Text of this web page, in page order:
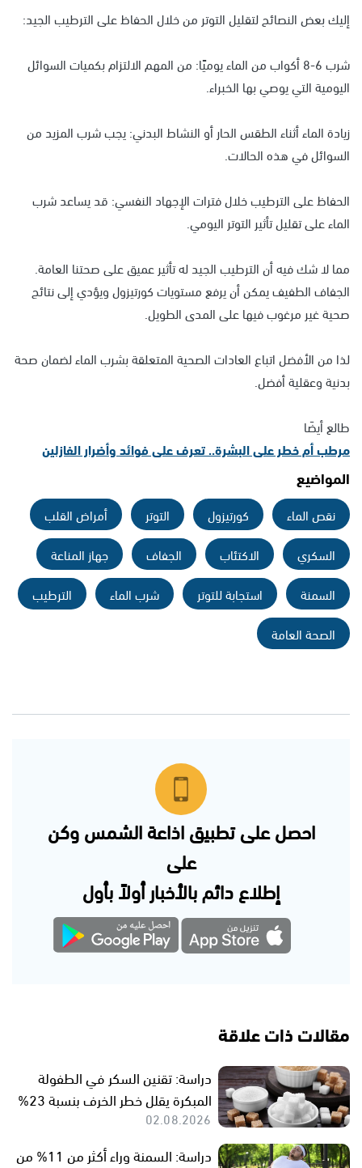
إليك بعض النصائح لتقليل التوتر من خلال الحفاظ على الترطيب الجيد:
شرب 6-8 أكواب من الماء يوميًا: من المهم الالتزام بكميات السوائل
اليومية التي يوصي بها الخبراء.
زيادة الماء أثناء الطقس الحار أو النشاط البدني: يجب شرب المزيد من
السوائل في هذه الحالات.
الحفاظ على الترطيب خلال فترات الإجهاد النفسي: قد يساعد شرب
الماء على تقليل تأثير التوتر اليومي.
مما لا شك فيه أن الترطيب الجيد له تأثير عميق على صحتنا العامة.
الجفاف الطفيف يمكن أن يرفع مستويات كورتيزول ويؤدي إلى نتائج
صحية غير مرغوب فيها على المدى الطويل.
لذا من الأفضل اتباع العادات الصحية المتعلقة بشرب الماء لضمان صحة
بدنية وعقلية أفضل.
طالع أيضَا
مرطب أم خطر على البشرة.. تعرف على فوائد وأضرار الفازلين
المواضيع
نقص الماء كورتيزول التوتر
أمراض القلب
السكري
الاكتئاب الجفاف
جهاز المناعة
السمنة
استجابة للتوتر شرب الماء
الترطيب
الصحة العامة
احصل على تطبيق اذاعة الشمس وكن
على
إطلاع دائم بالأخبار أولاً بأول
مقالات ذات علاقة
دراسة: تقنين السكر في الطفولة
المبكرة يقلل خطر الخرف بنسبة 23%
02.08.2026
دراسة: السمنة وراء أكثر من 11% من